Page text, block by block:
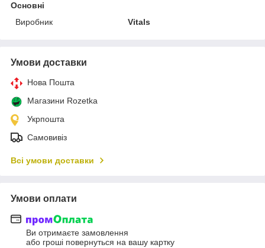
Основні
Виробник
Vitals
Умови доставки
Нова Пошта
Магазини Rozetka
Укрпошта
Самовивіз
Всі умови доставки
Умови оплати
Ви отримаєте замовлення
або гроші повернуться на вашу картку